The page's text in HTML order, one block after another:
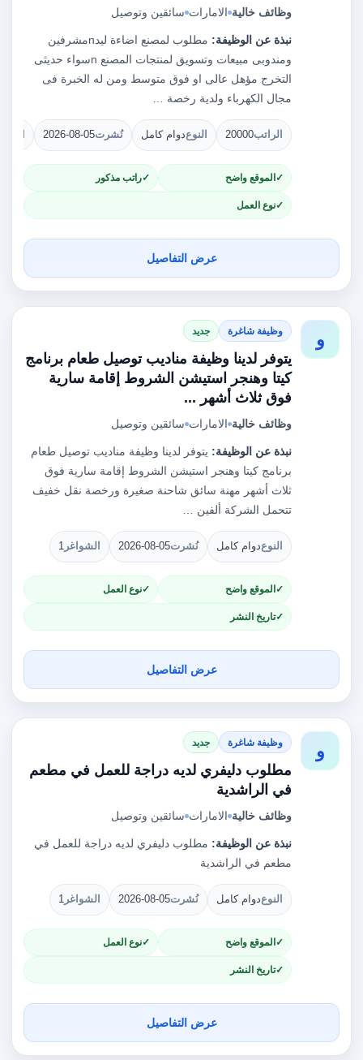
وظائف خالية الامارات سائقين وتوصيل
نبذة عن الوظيفة:
مطلوب لمصنع اضاءة ليدnمشرفين
ومندوبى مبيعات وتسويق لمنتجات المصنع nسواء حديثى
التخرج مؤهل عالى او فوق متوسط ومن له الخبرة فى
مجال الكهرباء ولدية رخصة …
الراتب20000 النوعدوام كامل نُشرت2026-08-05
الموقع واضح راتب مذكور
نوع العمل
عرض التفاصيل
و وظيفة شاغرة جديد
يتوفر لدينا وظيفة مناديب توصيل طعام برنامج
كيتا وهنجر استيشن الشروط إقامة سارية
فوق ثلاث أشهر ...
وظائف خالية الامارات سائقين وتوصيل
نبذة عن الوظيفة: يتوفر لدينا وظيفة مناديب توصيل طعام
برنامج كيتا وهنجر استيشن الشروط إقامة سارية فوق
ثلاث أشهر مهنة سائق شاحنة صغيرة ورخصة نقل خفيف
تتحمل الشركة ألفين …
النوعدوام كامل نُشرت2026-08-05 الشواغر 1
الموقع واضح نوع العمل
تاريخ النشر
عرض التفاصيل
و وظيفة شاغرة جديد
مطلوب دليفري لديه دراجة للعمل في مطعم
في الراشدية
وظائف خالية الامارات سائقين وتوصيل
نبذة عن الوظيفة: مطلوب دليفري لديه دراجة للعمل في
مطعم في الراشدية
النوعدوام كامل نُشرت2026-08-05 الشواغر 1
الموقع واضح نوع العمل
تاريخ النشر
عرض التفاصيل